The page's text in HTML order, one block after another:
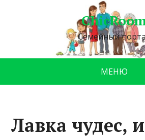
Семейный
МЕНЮ
Лавка чудес,